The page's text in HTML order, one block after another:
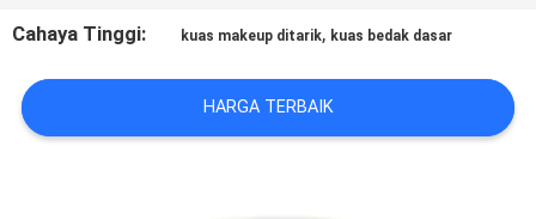
Cahaya Tinggi:
kuas makeup ditarik, kuas bedak dasar
HARGA TERBAIK